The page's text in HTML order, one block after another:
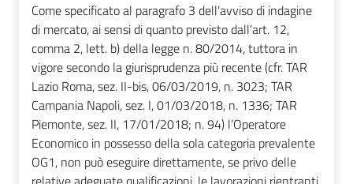
Come specificato al paragrafo 3 dell’avviso di indagine
di mercato, ai sensi di quanto previsto dall’art. 12,
comma 2, lett. b) della legge n. 80/2014, tuttora in
vigore secondo la giurisprudenza più recente (cfr. TAR
Lazio Roma, sez. II-bis, 06/03/2019, n. 3023; TAR
Campania Napoli, sez. I, 01/03/2018, n. 1336; TAR
Piemonte, sez. II, 17/01/2018; n. 94) l’Operatore
Economico in possesso della sola categoria prevalente
OG1, non può eseguire direttamente, se privo delle